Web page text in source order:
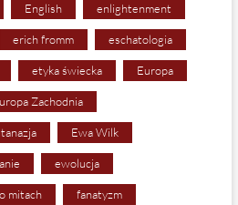
English enlightenment
erich fromm eschatologia
etyka świecka Europa
Zachodnia
Ewa Wilk
ewolucja
mitach fanatyzm